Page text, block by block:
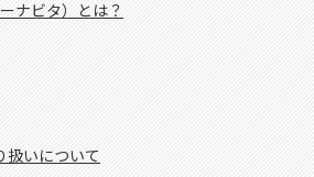
ナビタ）とは？
扱いについて